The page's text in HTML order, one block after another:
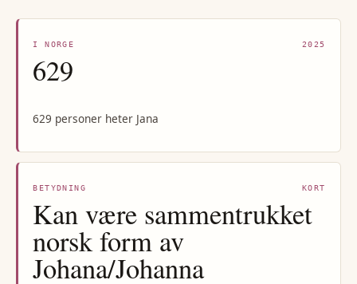
I NORGE 2025
629
629 personer heter Jana
BETYDNING KORT
Kan være sammentrukket
norsk form av
Johana/Johanna